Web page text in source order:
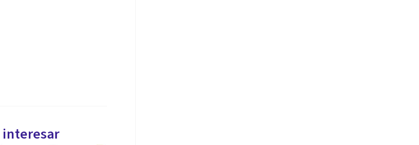
interesar